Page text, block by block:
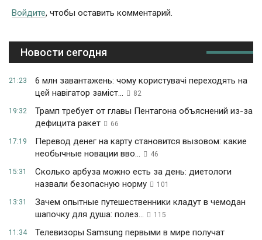
Войдите, чтобы оставить комментарий.
Новости сегодня
21:23
6 млн завантажень: чому користувачі переходять на
цей навігатор заміст...
82
19:32
Трамп требует от главы Пентагона объяснений из-за
дефицита ракет
66
17:19
Перевод денег на карту становится вызовом: какие
необычные новации вво...
46
15:31
Сколько арбуза можно есть за день: диетологи
назвали безопасную норму
101
13:31
Зачем опытные путешественники кладут в чемодан
шапочку для душа: полез...
115
11:34
Телевизоры Samsung первыми в мире получат